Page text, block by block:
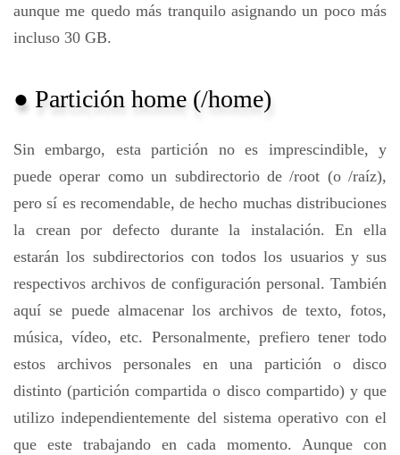
aunque me quedo más tranquilo asignando un poco más
incluso 30 GB.
● Partición home (/home)
Sin embargo, esta partición no es imprescindible, y
puede operar como un subdirectorio de /root (o /raíz),
pero sí es recomendable, de hecho muchas distribuciones
la crean por defecto durante la instalación. En ella
estarán los subdirectorios con todos los usuarios y sus
respectivos archivos de configuración personal. También
aquí se puede almacenar los archivos de texto, fotos,
música, vídeo, etc. Personalmente, prefiero tener todo
estos archivos personales en una partición o disco
distinto (partición compartida o disco compartido) y que
utilizo independientemente del sistema operativo con el
que este trabajando en cada momento. Aunque con